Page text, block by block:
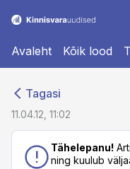
Avaleht Kõik lood
Tagasi
11.04.12, 11:02
Tähelepanu!
ning kuulub